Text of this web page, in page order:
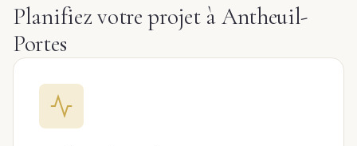
Planifiez votre projet à Antheuil-
Portes